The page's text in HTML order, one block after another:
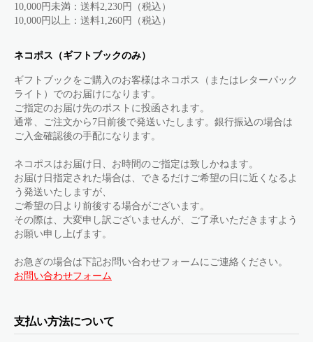
10,000円未満：送料2,230円（税込）
10,000円以上：送料1,260円（税込）
ネコポス（ギフトブックのみ）
ギフトブックをご購入のお客様はネコポス（またはレターパック
ライト）でのお届けになります。
ご指定のお届け先のポストに投函されます。
通常、ご注文から7日前後で発送いたします。銀行振込の場合は
ご入金確認後の手配になります。
ネコポスはお届け日、お時間のご指定は致しかねます。
お届け日指定された場合は、できるだけご希望の日に近くなるよ
う発送いたしますが、
ご希望の日より前後する場合がございます。
その際は、大変申し訳ございませんが、ご了承いただきますよう
お願い申し上げます。
お急ぎの場合は下記お問い合わせフォームにご連絡ください。
お問い合わせフォーム
支払い方法について